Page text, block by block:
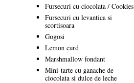
Fursecuri cu ciocolata / Cookies
Fursecuri cu levantica si
scortisoara
Gogosi
Lemon curd
Marshmallow fondant
Mini-tarte cu ganache de
ciocolata si dulce de leche